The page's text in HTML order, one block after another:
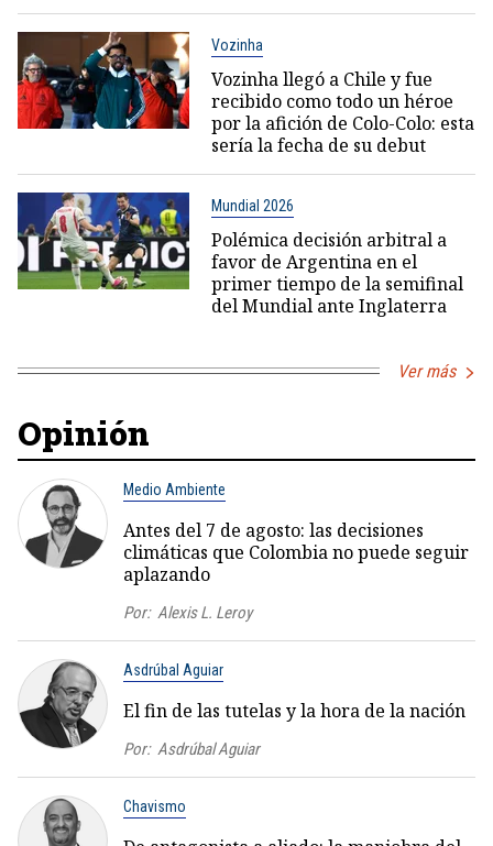
Vozinha
Vozinha llegó a Chile y fue
recibido como todo un héroe
por la afición de Colo-Colo: esta
sería la fecha de su debut
Mundial 2026
Polémica decisión arbitral a
favor de Argentina en el
primer tiempo de la semifinal
del Mundial ante Inglaterra
Ver más
Opinión
Medio Ambiente
Antes del 7 de agosto: las decisiones
climáticas que Colombia no puede seguir
aplazando
Por: Alexis L. Leroy
Asdrúbal Aguiar
El fin de las tutelas y la hora de la nación
Por: Asdrúbal Aguiar
Chavismo